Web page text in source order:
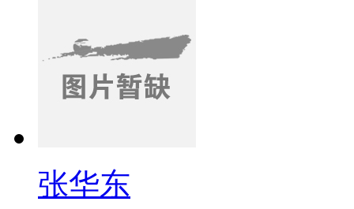
张华东